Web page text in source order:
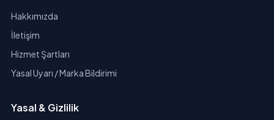
Hakkımızda
İletişim
Hizmet Şartları
Yasal Uyarı / Marka Bildirimi
Yasal & Gizlilik